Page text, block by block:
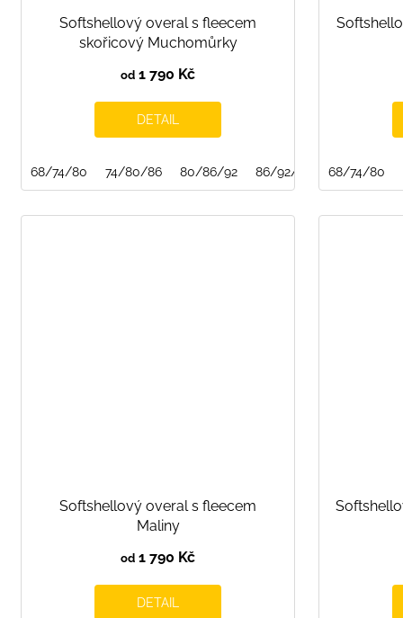
Softshellový overal s fleecem
skořicový Muchomůrky
od 1 790 Kč
DETAIL
68/74/80 74/80/86 80/86/92 86/92/98 68/74/80
Softshellový overal s fleecem
Maliny
od 1 790 Kč
DETAIL